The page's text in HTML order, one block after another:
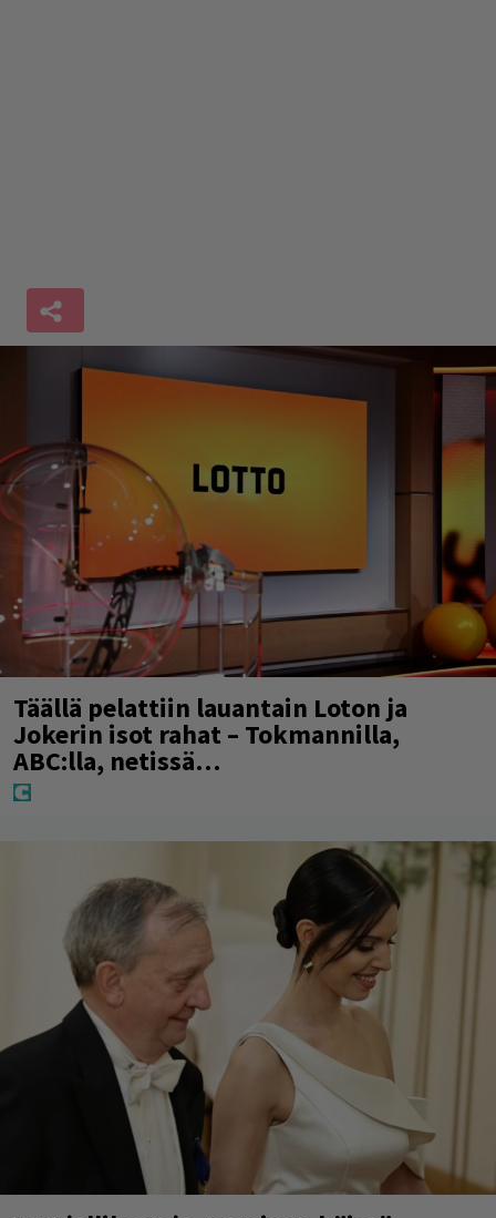
Täällä pelattiin lauantain Loton ja
Jokerin isot rahat – Tokmannilla,
ABC:lla, netissä…